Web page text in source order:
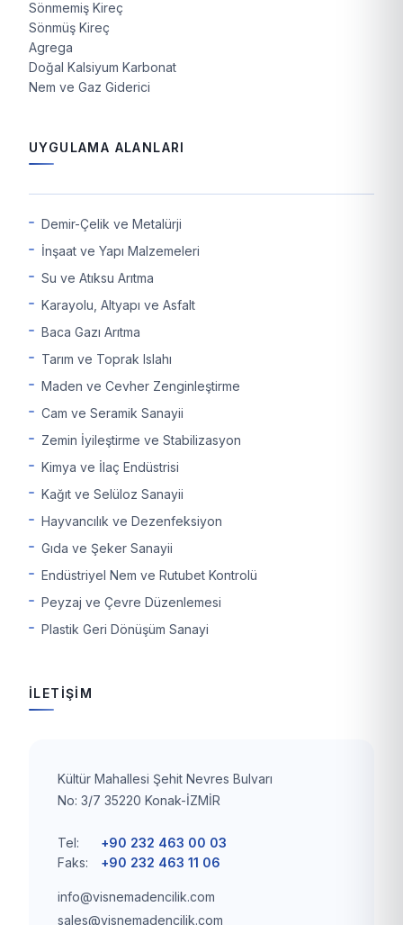
Sönmemiş Kireç
Sönmüş Kireç
Agrega
Doğal Kalsiyum Karbonat
Nem ve Gaz Giderici
UYGULAMA ALANLARI
Demir-Çelik ve Metalürji
İnşaat ve Yapı Malzemeleri
Su ve Atıksu Arıtma
Karayolu, Altyapı ve Asfalt
Baca Gazı Arıtma
Tarım ve Toprak Islahı
Maden ve Cevher Zenginleştirme
Cam ve Seramik Sanayii
Zemin İyileştirme ve Stabilizasyon
Kimya ve İlaç Endüstrisi
Kağıt ve Selüloz Sanayii
Hayvancılık ve Dezenfeksiyon
Gıda ve Şeker Sanayii
Endüstriyel Nem ve Rutubet Kontrolü
Peyzaj ve Çevre Düzenlemesi
Plastik Geri Dönüşüm Sanayi
İLETİŞİM
Kültür Mahallesi Şehit Nevres Bulvarı
No: 3/7 35220 Konak-İZMİR
Tel:
+90 232 463 00 03
Faks:
+90 232 463 11 06
info@visnemadencilik.com
sales@visnemadencilik.com